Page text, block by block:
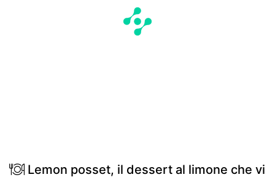
Lemon posset, il dessert al limone che vi